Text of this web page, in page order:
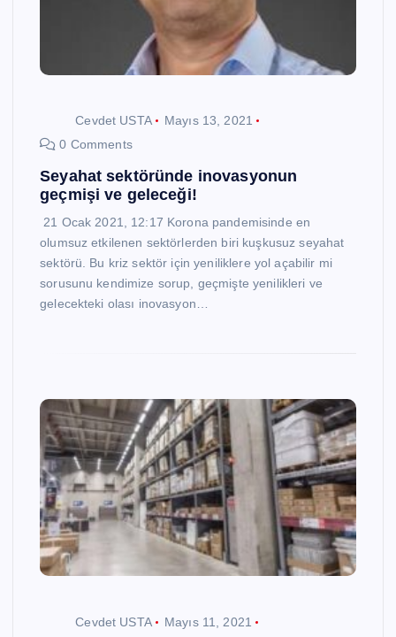
Cevdet USTA
Mayıs 13, 2021
0 Comments
Seyahat sektöründe inovasyonun
geçmişi ve geleceği!
21 Ocak 2021, 12:17 Korona pandemisinde en
olumsuz etkilenen sektörlerden biri kuşkusuz seyahat
sektörü. Bu kriz sektör için yeniliklere yol açabilir mi
sorusunu kendimize sorup, geçmişte yenilikleri ve
gelecekteki olası inovasyon…
Cevdet USTA
Mayıs 11, 2021